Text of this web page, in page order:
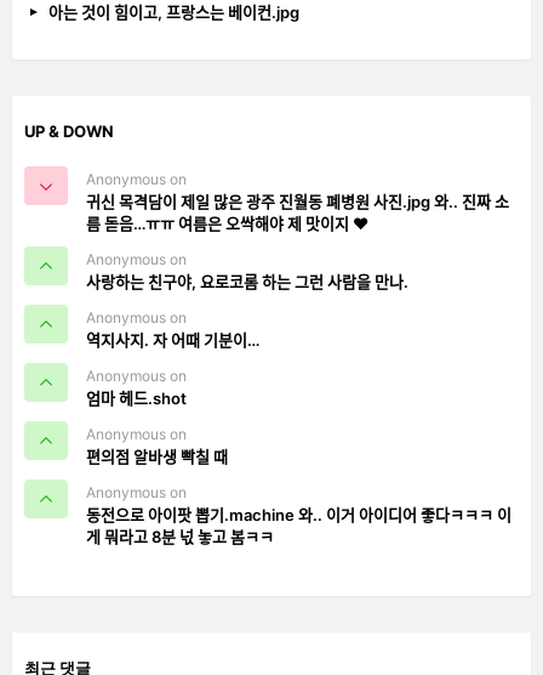
아는 것이 힘이고, 프랑스는 베이컨.jpg
UP & DOWN
Anonymous on
귀신 목격담이 제일 많은 광주 진월동 폐병원 사진.jpg 와.. 진짜 소
름 돋음…ㅠㅠ 여름은 오싹해야 제 맛이지 ❤️
Anonymous on
사랑하는 친구야, 요로코롬 하는 그런 사람을 만나.
Anonymous on
역지사지. 자 어때 기분이…
Anonymous on
엄마 헤드.shot
Anonymous on
편의점 알바생 빡칠 때
Anonymous on
동전으로 아이팟 뽑기.machine 와.. 이거 아이디어 좋다ㅋㅋㅋ 이
게 뭐라고 8분 넋 놓고 봄ㅋㅋ
최근 댓글